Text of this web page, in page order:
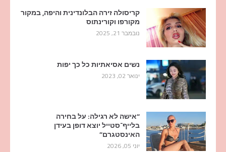
קריסולה זירה הבלונדינית והיפה, במקור
מקורפו וקורינתוס
נובמבר 21, 2025
נשים אסיאתיות כל כך יפות
ינואר 02, 2023
“אישה לא רגילה: על בחירה
בלייף־סטייל יוצא דופן בעידן
האינסטגרם”
יוני 05, 2026